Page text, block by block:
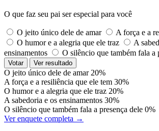
O que faz seu pai ser especial para você
O jeito único dele de amar
A força e a
O humor e a alegria que ele traz
A
ensinamentos
O silêncio que também fala a
Votar Ver resultado
O jeito único dele de amar 20%
A força e a resiliência que ele tem 30%
O humor e a alegria que ele traz 20%
A sabedoria e os ensinamentos 30%
O silêncio que também fala a presença dele 0%
Ver enquete completa →